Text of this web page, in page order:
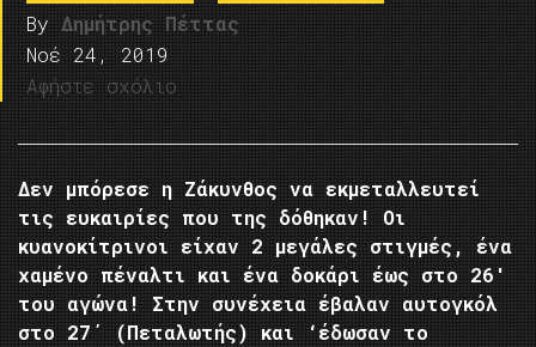
By Δημήτρης Πέττας
Νοέ 24, 2019
Αφήστε σχόλιο
Δεν μπόρεσε η Ζάκυνθος να εκμεταλλευτεί
τις ευκαιρίες που της δόθηκαν! Οι
κυανοκίτρινοι είχαν 2 μεγάλες στιγμές, ένα
χαμένο πέναλτι και ένα δοκάρι έως στο 26′
του αγώνα! Στην συνέχεια έβαλαν αυτογκόλ
στο 27΄ (Πεταλωτής) και ‘έδωσαν το